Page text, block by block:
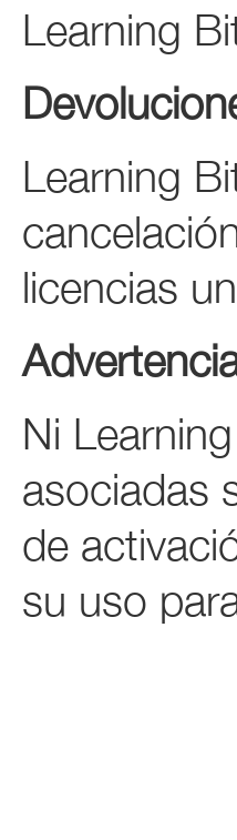
Learning
Learning
licencias
Ni
asociadas
de
su uso